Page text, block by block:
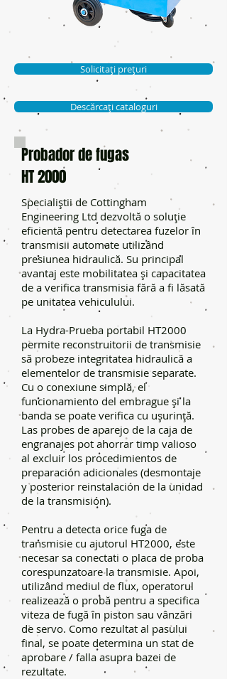
Solicitați prețuri
Descărcați cataloguri
Probador de fugas
HT 2000
Specialiştii de Cottingham
Engineering Ltd dezvoltă o soluţie
eficientă pentru detectarea fuzelor în
transmisii automate utilizând
presiunea hidraulică. Su principal
avantaj este mobilitatea și capacitatea
de a verifica transmisia fără a fi lăsată
pe unitatea vehiculului.
La Hydra-Prueba portabil HT2000
permite reconstruitorii de transmisie
să probeze integritatea hidraulică a
elementelor de transmisie separate.
Cu o conexiune simplă, el
funcionamiento del embrague și la
banda se poate verifica cu ușurință.
Las probes de aparejo de la caja de
engranajes pot ahorrar timp valioso
al excluir los procedimientos de
preparación adicionales (desmontaje
y posterior reinstalación de la unidad
de la transmisión).
Pentru a detecta orice fuga de
transmisie cu ajutorul HT2000, este
necesar sa conectati o placa de proba
corespunzatoare la transmisie. Apoi,
utilizând mediul de flux, operatorul
realizează o probă pentru a specifica
viteza de fugă în piston sau vânzări
de servo. Como rezultat al pasului
final, se poate determina un stat de
aprobare / falla asupra bazei de
rezultate.